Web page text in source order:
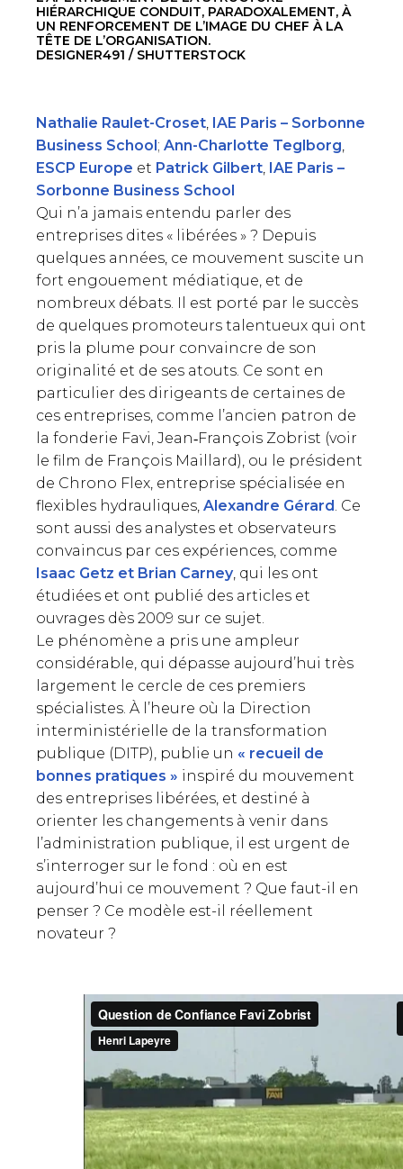
HIÉRARCHIQUE CONDUIT, PARADOXALEMENT, À
UN RENFORCEMENT DE L’IMAGE DU CHEF À LA
TÊTE DE L’ORGANISATION.
DESIGNER491 / SHUTTERSTOCK
Nathalie Raulet-Croset, IAE Paris – Sorbonne
Business School;Ann-Charlotte Teglborg,
ESCP Europe et Patrick Gilbert, IAE Paris –
Sorbonne Business School
Qui n’a jamais entendu parler des
entreprises dites « libérées » ? Depuis
quelques années, ce mouvement suscite un
fort engouement médiatique, et de
nombreux débats. Il est porté par le succès
de quelques promoteurs talentueux qui ont
pris la plume pour convaincre de son
originalité et de ses atouts. Ce sont en
particulier des dirigeants de certaines de
ces entreprises, comme l’ancien patron de
la fonderie Favi, Jean‑François Zobrist (voir
le film de François Maillard), ou le président
de Chrono Flex, entreprise spécialisée en
flexibles hydrauliques,Alexandre Gérard. Ce
sont aussi des analystes et observateurs
convaincus par ces expériences, comme
Isaac Getz et Brian Carney, qui les ont
étudiées et ont publié des articles et
ouvrages dès 2009 sur ce sujet.
Le phénomène a pris une ampleur
considérable, qui dépasse aujourd’hui très
largement le cercle de ces premiers
spécialistes. À l’heure où la Direction
interministérielle de la transformation
publique (DITP), publie un « recueil de
bonnes pratiques » inspiré du mouvement
des entreprises libérées, et destiné à
orienter les changements à venir dans
l’administration publique, il est urgent de
s’interroger sur le fond : où en est
aujourd’hui ce mouvement ? Que faut-il en
penser ? Ce modèle est-il réellement
novateur ?